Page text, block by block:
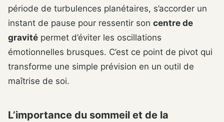
période de turbulences planétaires, s’accorder un
instant de pause pour ressentir son centre de
gravité permet d’éviter les oscillations
émotionnelles brusques. C’est ce point de pivot qui
transforme une simple prévision en un outil de
maîtrise de soi.
L’importance du sommeil et de la